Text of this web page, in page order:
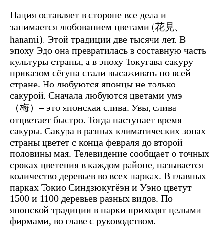
Нация оставляет в стороне все дела и
занимается любованием цветами (花見、
hanami). Этой традиции две тысячи лет. В
эпоху Эдо она превратилась в составную часть
культуры страны, а в эпоху Токугава сакуру
приказом сёгуна стали высаживать по всей
стране. Но любуются японцы не только
сакурой. Сначала любуются цветами умэ
（梅）– это японская слива. Увы, слива
отцветает быстро. Тогда наступает время
сакуры. Сакура в разных климатических зонах
страны цветет с конца февраля до второй
половины мая. Телевидение сообщает о точных
сроках цветения в каждом районе, называется
количество деревьев во всех парках. В главных
парках Токио Синдзюкугёэн и Уэно цветут
1500 и 1100 деревьев разных видов. По
японской традиции в парки приходят целыми
фирмами, во главе с руководством.